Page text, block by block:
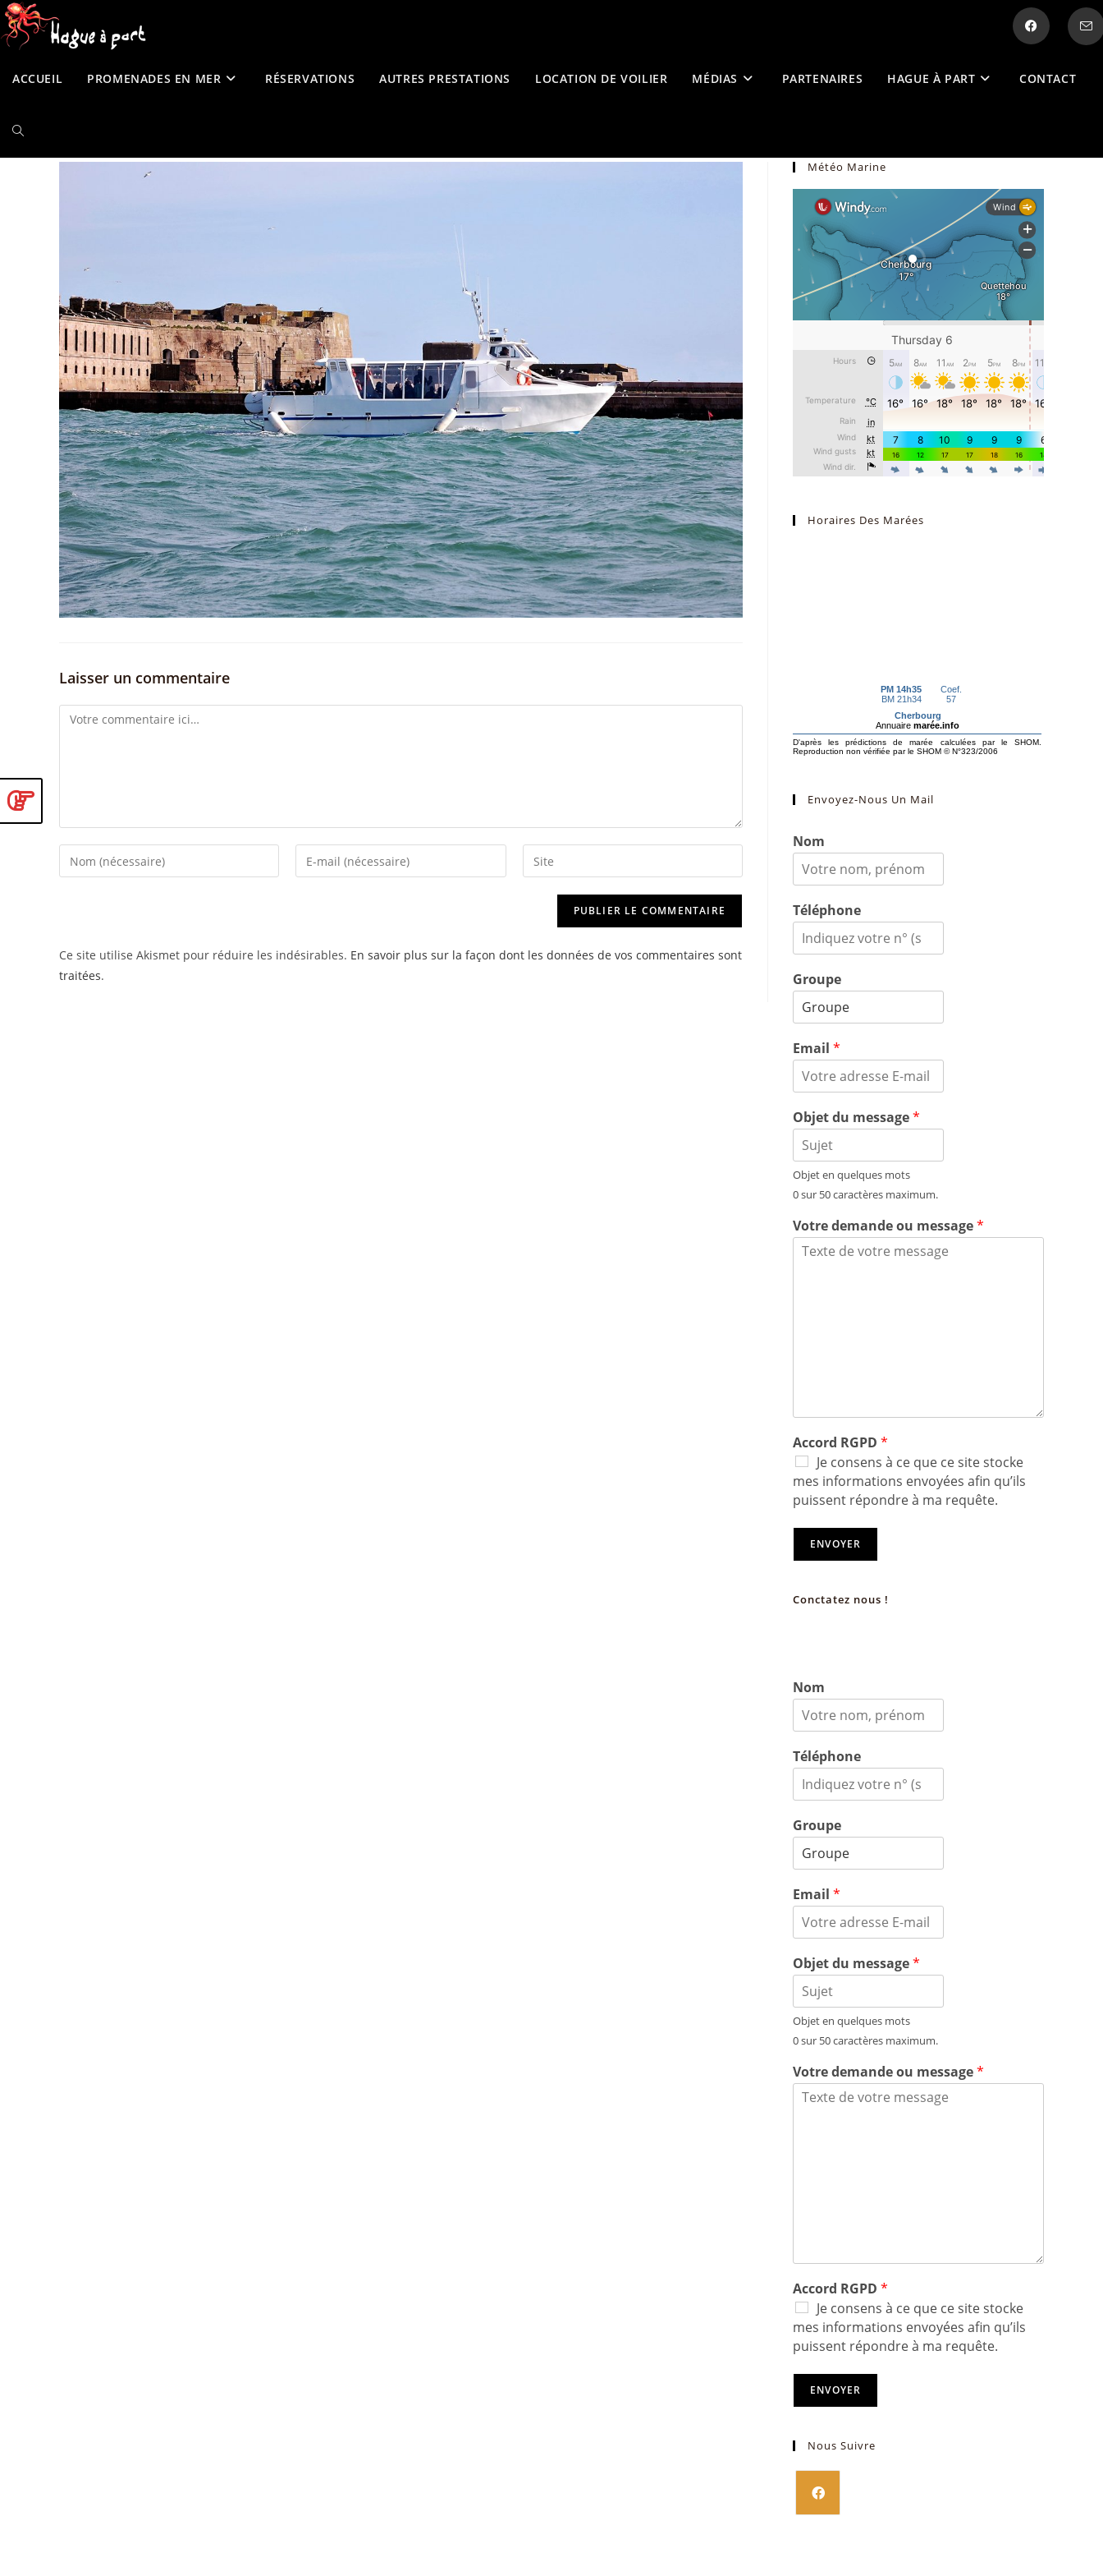
principal
Skip
to
content
ACCUEIL
PROMENADES EN MER RÉSERVATIONS AUTRES PRESTATIONS LOCATION DE VOILIER MÉDIAS PARTENAIRES HAGUE À PART CONTACT
TOGGLE
Laisser un commentaire
Comment
Enter
your
to
comment
Enter
your
comment
Saisir
l’URL
(facultatif)
Ce site utilise Akismet pour réduire les indésirables. En savoir plus sur la façon dont les données de vos commentaires sont
traitées.
Météo Marine
Horaires Des Marées
Envoyez-Nous Un Mail
Nom
Téléphone
Groupe
Email *
Objet du message*
Objet en quelques mots
0 sur 50 caractères maximum.
Votre demande ou message*
Accord RGPD *
Je consens à ce que ce site stocke
mes informations envoyées afin qu’ils
puissent répondre à ma requête.
ENVOYER
Conctatez nous !
Nom
Téléphone
Groupe
Email *
Objet du message*
Objet en quelques mots
0 sur 50 caractères maximum.
Votre demande ou message*
Accord RGPD *
Je consens à ce que ce site stocke
mes informations envoyées afin qu’ils
puissent répondre à ma requête.
ENVOYER
Nous Suivre